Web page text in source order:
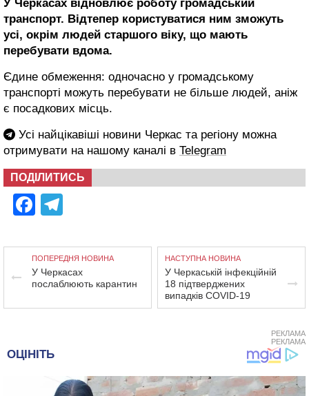
У Черкасах відновлює роботу громадський
транспорт. Відтепер користуватися ним зможуть
усі, окрім людей старшого віку, що мають
перебувати вдома.
Єдине обмеження: одночасно у громадському
транспорті можуть перебувати не більше людей, аніж
є посадкових місць.
Усі найцікавіші новини Черкас та регіону можна
отримувати на нашому каналі в Telegram
ПОДІЛИТИСЬ
Facebook
ПОПЕРЕДНЯ НОВИНА
У Черкасах
послаблюють карантин
НАСТУПНА НОВИНА
У Черкаській інфекційній
18 підтверджених
випадків COVID-19
РЕКЛАМА
РЕКЛАМА